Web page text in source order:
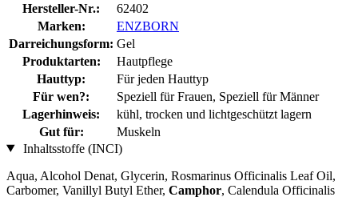
Hersteller-Nr.:
62402
Marken:
ENZBORN
Darreichungsform: Gel
Produktarten:
Hautpflege
Hauttyp:
Für jeden Hauttyp
Für wen?:
Speziell für Frauen, Speziell für Männer
Lagerhinweis:
kühl, trocken und lichtgeschützt lagern
Gut für:
Muskeln
Inhaltsstoffe (INCI)
Aqua, Alcohol Denat, Glycerin, Rosmarinus Officinalis Leaf Oil,
Carbomer, Vanillyl Butyl Ether, Camphor, Calendula Officinalis